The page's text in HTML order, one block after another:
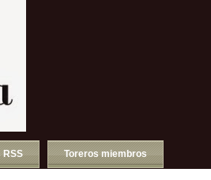
RSS Toreros miembros